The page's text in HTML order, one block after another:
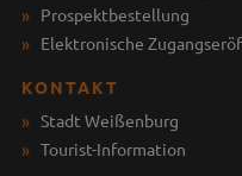
Prospektbestellung
Elektronische
KONTAKT
Stadt Weißenburg
Tourist-Information